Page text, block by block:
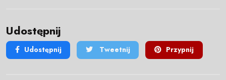
Udostępnij
Udostępnij Tweetnij Przypnij